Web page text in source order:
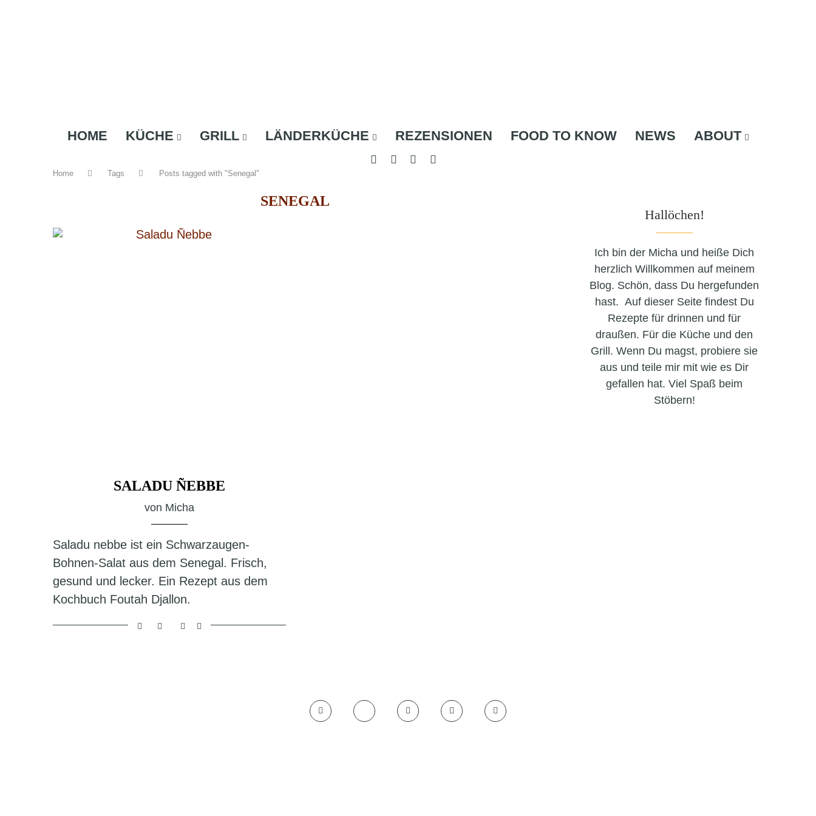
HOME KÜCHE GRILL LÄNDERKÜCHE REZENSIONEN FOOD TO KNOW NEWS ABOUT
Home Tags Posts tagged with "Senegal"
SENEGAL
SALADU ÑEBBE
von Micha
Saladu nebbe ist ein Schwarzaugen-
Bohnen-Salat aus dem Senegal. Frisch,
gesund und lecker. Ein Rezept aus dem
Kochbuch Foutah Djallon.
Hallöchen!
Ich bin der Micha und heiße Dich
herzlich Willkommen auf meinem
Blog. Schön, dass Du hergefunden
hast. Auf dieser Seite findest Du
Rezepte für drinnen und für
draußen. Für die Küche und den
Grill. Wenn Du magst, probiere sie
aus und teile mir mit wie es Dir
gefallen hat. Viel Spaß beim
Stöbern!